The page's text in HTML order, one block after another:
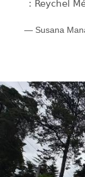
: Reychel
— Susana